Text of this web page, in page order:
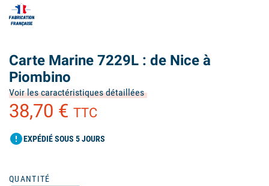
Carte Marine 7229L : de Nice à
Piombino
Voir les caractéristiques détaillées
38,70 € TTC
errorEXPÉDIÉ SOUS 5 JOURS
QUANTITÉ